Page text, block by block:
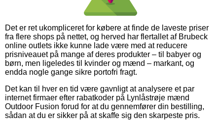
Det er ret ukompliceret for købere at finde de laveste priser
fra flere shops på nettet, og herved har flertallet af Brubeck
online outlets ikke kunne lade være med at reducere
prisniveauet på mange af deres produkter – til babyer og
børn, men ligeledes til kvinder og mænd – markant, og
endda nogle gange sikre portofri fragt.
Det kan til hver en tid være gavnligt at analysere et par
internet firmaer efter rabatkoder på Lynlåstrøje mænd
Outdoor Fusion forud for at du gennemfører din bestilling,
sådan at du er sikker på at skaffe sig den skarpeste pris.